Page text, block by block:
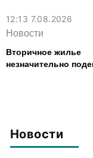
Новости
12:13 7.08.2026
Новости
Вторичное жилье
незначительно